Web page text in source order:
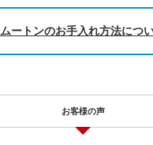
ムートンのお手入れ方法につ
お客様の声